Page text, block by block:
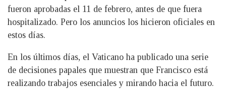
fueron aprobadas el 11 de febrero, antes de que fuera
hospitalizado. Pero los anuncios los hicieron oficiales en
estos días.
En los últimos días, el Vaticano ha publicado una serie
de decisiones papales que muestran que Francisco está
realizando trabajos esenciales y mirando hacia el futuro.